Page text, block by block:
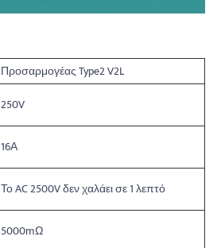
Προσαρμογέας Type2 V2L
250V
16Α
Το AC 2500V δεν χαλάει σε 1 λεπτό
5000mΩ